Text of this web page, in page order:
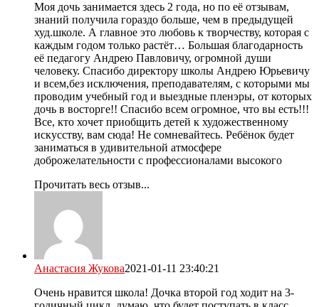
Моя дочь занимается здесь 2 года, но по её отзывам,
знаний получила гораздо больше, чем в предыдущей
худ.школе. А главное это любовь к творчеству, которая с
каждым годом только растёт… Большая благодарность
её педагогу Андрею Павловичу, огромной души
человеку. Спасибо директору школы Андрею Юрьевичу
и всем,без исключения, преподавателям, с которыми мы
проводим учебный год и выездные пленэры, от которых
дочь в восторге!! Спасибо всем огромное, что вы есть!!!
Все, кто хочет приобщить детей к художественному
искусству, вам сюда! Не сомневайтесь. Ребёнок будет
заниматься в удивительной атмосфере
доброжелательности с профессионалами высокого
Прочитать весь отзыв...
Анастасия Жукова2021-01-11 23:40:21
Очень нравится школа! Дочка второй год ходит на 3-